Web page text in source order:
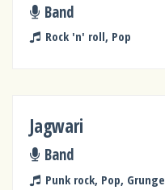
Band
Rock 'n' roll, Pop
Jagwari
Band
Punk rock, Pop, Grunge